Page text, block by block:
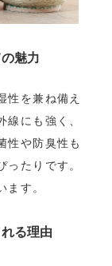
魅力
性を兼ね備え
線にも強く、
性や防臭性も
ったりです。
ます。
る理由